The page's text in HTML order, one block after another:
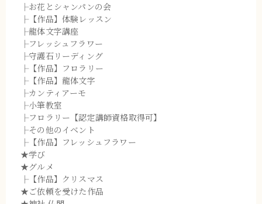
├お花とシャンパンの会
├【作品】体験レッスン
├龍体文字講座
├フレッシュフラワー
├守護石リーディング
├【作品】フロラリー
├【作品】龍体文字
├カンティアーモ
├小筆教室
├フロラリー【認定講師資格取得可】
├その他のイベント
├【作品】フレッシュフラワー
★学び
★グルメ
├【作品】クリスマス
★ご依頼を受けた作品